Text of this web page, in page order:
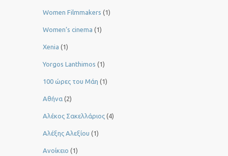
Women Filmmakers (1)
Women’s cinema (1)
Xenia (1)
Yorgos Lanthimos (1)
100 ώρες του Μάη (1)
Αθήνα (2)
Αλέκος Σακελλάριος (4)
Αλέξης Αλεξίου (1)
Ανοίκειο (1)